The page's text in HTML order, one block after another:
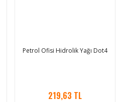
Petrol Ofisi Hidrolik Yağı Dot4
219,63 TL